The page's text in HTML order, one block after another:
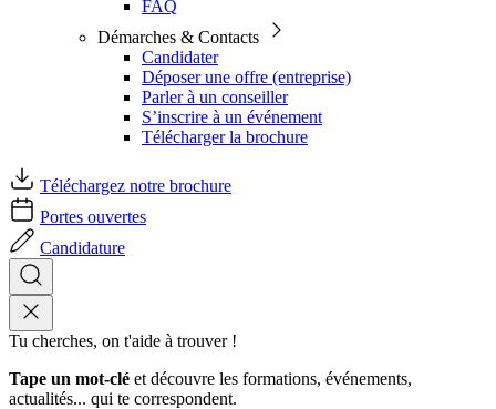
FAQ
Démarches & Contacts
Candidater
Déposer une offre (entreprise)
Parler à un conseiller
S’inscrire à un événement
Télécharger la brochure
Téléchargez notre brochure
Portes ouvertes
Candidature
Tu cherches, on t'aide à trouver !
Tape un mot-clé et découvre les formations, événements,
actualités... qui te correspondent.